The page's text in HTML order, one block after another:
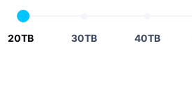
20TB 30TB 40TB